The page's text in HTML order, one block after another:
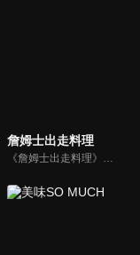
詹姆士出走料理
《詹姆士出走料理》以尋找詹姆士私廚菜單為節目主軸，為了尋找記憶中的美味料理，詹姆士將帶領大家探索市場，品嘗在地美味、尋訪料理達人，並在節目中展現特殊食材的處理方式、嘗試新的醬料或是新的料理作法，製作創意料理(料理教學)，最後在節目片尾時作出一道『詹姆士創意料理』。